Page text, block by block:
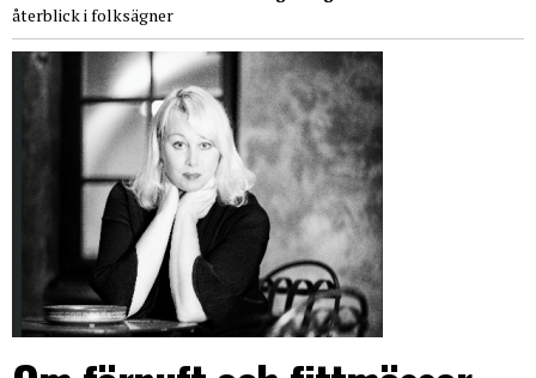
återblick i folksägner